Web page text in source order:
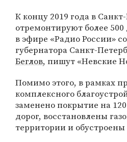
К концу 2019 года в
отремонтируют более
в эфире «Радио России»
губернатора Санкт-
Беглов, пишут «Невские
Помимо этого, в рамках
комплексного
заменено покрытие на
дорог, восстановлены
территории и